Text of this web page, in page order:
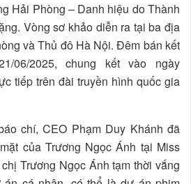
Hải Phòng – Danh hiệu do Thành
Vòng sơ khảo diễn ra tại ba địa
và Thủ đô Hà Nội. Đêm bán kết
06/2025, chung kết vào ngày
tiếp trên đài truyền hình quốc gia
chí, CEO Phạm Duy Khánh đã
của Trương Ngọc Ánh tại Miss
Trương Ngọc Ánh tạm thời vắng